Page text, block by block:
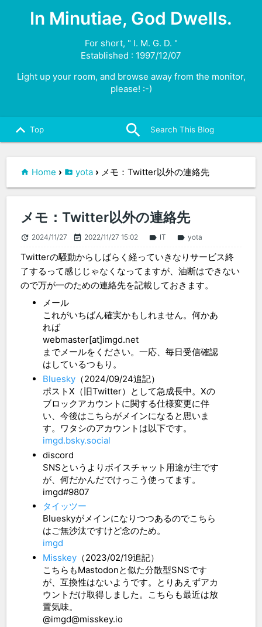
In Minutiae, God Dwells.
For short, " I. M. G. D. "
Established : 1997/12/07
Light up your room, and browse away from the monitor,
please! :-)
keyboard_arrow_up Top search
Home › yota › メモ：Twitter以外の連絡先
メモ：Twitter以外の連絡先
update 2024/11/27 event_note 2022/11/27 15:02 label IT label yota
Twitterの騒動からしばらく経っていきなりサービス終
了するって感じじゃなくなってますが、油断はできない
ので万が一のための連絡先を記載しておきます。
メール
これがいちばん確実かもしれません。何かあ
れば
webmaster[at]imgd.net
までメールをください。一応、毎日受信確認
はしているつもり。
Bluesky（2024/09/24追記）
ポストX（旧Twitter）として急成長中。Xの
ブロックアカウントに関する仕様変更に伴
い、今後はこちらがメインになると思いま
す。ワタシのアカウントは以下です。
imgd.bsky.social
discord
SNSというよりボイスチャット用途が主です
が、何だかんだでけっこう使ってます。
imgd#9807
タイッツー
Blueskyがメインになりつつあるのでこちら
はご無沙汰ですけど念のため。
imgd
Misskey（2023/02/19追記）
こちらもMastodonと似た分散型SNSです
が、互換性はないようです。とりあえずアカ
ウントだけ取得しました。こちらも最近は放
置気味。
@imgd@misskey.io